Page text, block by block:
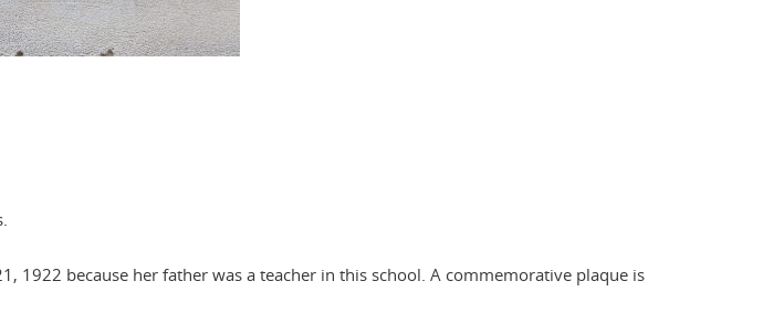
1922 because her father was a teacher in this school. A commemorative plaque is